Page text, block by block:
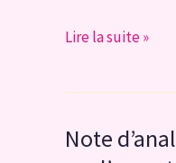
aux
2019
Note
l
Lire la suite »
Note